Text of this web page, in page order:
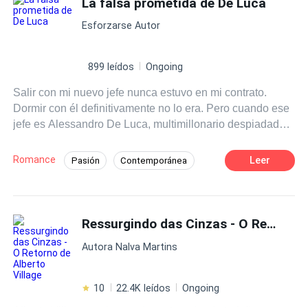
proposta no mínimo irrecusável a Thomas.
Enredo Acelerado Adolescente
Esforzarse Autor
899 leídos Ongoing
Salir con mi nuevo jefe nunca estuvo en mi contrato.
Dormir con él definitivamente no lo era. Pero cuando ese
jefe es Alessandro De Luca, multimillonario despiadado,
York y el niño que una vez prometió protegerme para
siempre, nada permanece falso por mucho tiempo. Mi
una maleta y un corazón roto. Pensé que había dejado
atrás el pasado cuando conseguí el trabajo de mis
sueños en De Luca Enterprises y en un pequeño
apartamento en Manhattan. Luego entré en la sala de
juntas ejecutivas y lo vi, Alessandro, ahora el CEO frío y
Romance Pasión Contemporánea
Amor Prohibido Embarazo
Leer
Ressurgindo das Cinzas - O Retorno de Alberto Village
Autora Nalva Martins
10 22.4K leídos Ongoing